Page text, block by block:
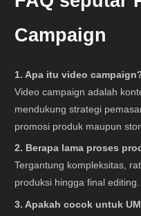
Campaign
1. Apa itu video
Video campaign adalah
mendukung strategi
promosi produk maupun
2. Berapa lama proses
Tergantung kompleksitas,
produksi hingga final editing.
3. Apakah cocok untuk